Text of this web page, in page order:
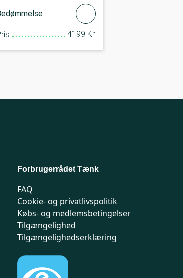
4199 Kr.
Forbrugerrådet Tænk
FAQ
Cookie- og privatlivspolitik
Købs- og medlemsbetingelser
Tilgængelighed
Tilgængelighedserklæring